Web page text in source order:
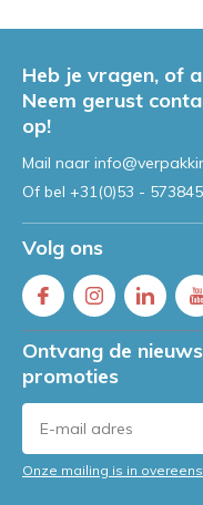
Heb je vragen, of
Neem gerust
op!
Mail naar
Of bel +31(0)53 -
Volg ons
Ontvang de
promoties
Onze mailing is in